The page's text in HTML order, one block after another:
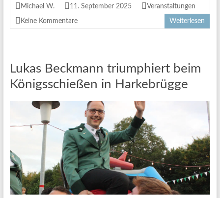
Michael W. 11. September 2025 Veranstaltungen
Keine Kommentare Weiterlesen
Lukas Beckmann triumphiert beim
Königsschießen in Harkebrügge